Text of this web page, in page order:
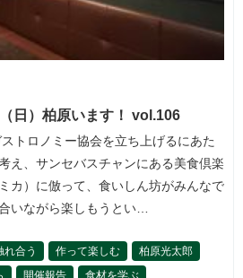
日）柏原います！ vol.106
トロノミー協会を立ち上げるにあた
え、サンセバスチャンにある美食倶楽
カ）に倣って、食いしん坊がみんなで
いながら楽しもうとい…
れ合う 作って楽しむ
柏原光太郎